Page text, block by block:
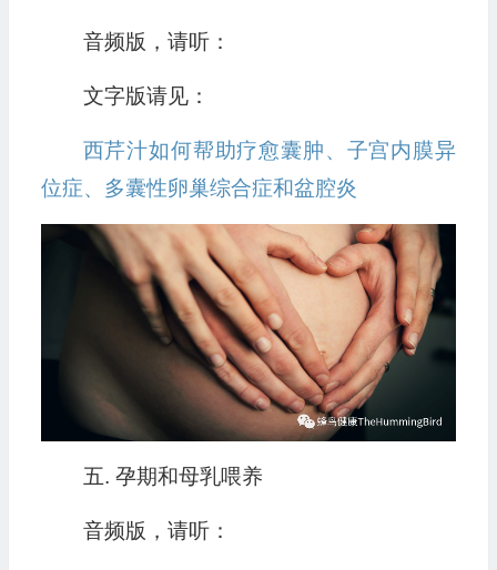
音频版，请听：
文字版请见：
西芹汁如何帮助疗愈囊肿、子宫内膜异
位症、多囊性卵巢综合症和盆腔炎
五. 孕期和母乳喂养
音频版，请听：